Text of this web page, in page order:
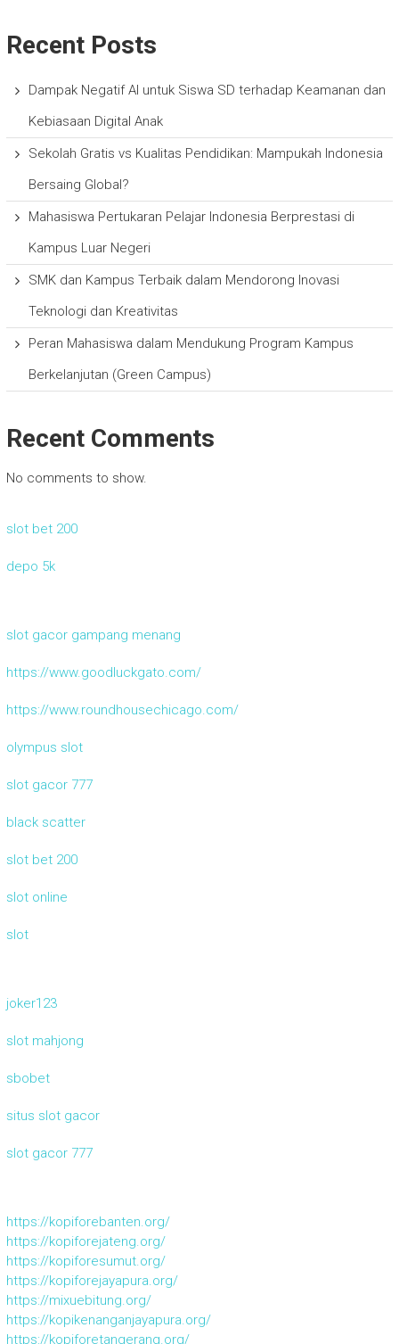
Recent Posts
Dampak Negatif AI untuk Siswa SD terhadap Keamanan dan
Kebiasaan Digital Anak
Sekolah Gratis vs Kualitas Pendidikan: Mampukah Indonesia
Bersaing Global?
Mahasiswa Pertukaran Pelajar Indonesia Berprestasi di
Kampus Luar Negeri
SMK dan Kampus Terbaik dalam Mendorong Inovasi
Teknologi dan Kreativitas
Peran Mahasiswa dalam Mendukung Program Kampus
Berkelanjutan (Green Campus)
Recent Comments
No comments to show.
slot bet 200
depo 5k
slot gacor gampang menang
https://www.goodluckgato.com/
https://www.roundhousechicago.com/
olympus slot
slot gacor 777
black scatter
slot bet 200
slot online
slot
joker123
slot mahjong
sbobet
situs slot gacor
slot gacor 777
https://kopiforebanten.org/
https://kopiforejateng.org/
https://kopiforesumut.org/
https://kopiforejayapura.org/
https://mixuebitung.org/
https://kopikenanganjayapura.org/
https://kopiforetangerang.org/